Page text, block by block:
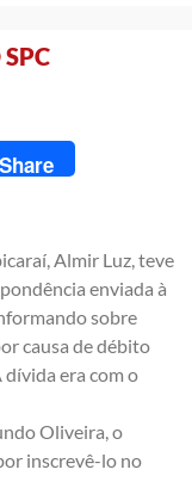
Share
Almir Luz, teve
enviada à
sobre
causa de débito
dívida era com o
Oliveira, o
inscrevê-lo no